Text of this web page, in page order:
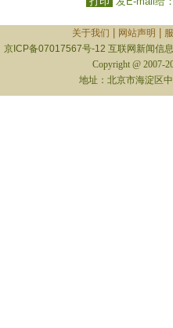
关于我们 网站声明
京ICP备07017567号-12 互联网新闻信
Copyright @ 2007-
地址：北京市海淀区